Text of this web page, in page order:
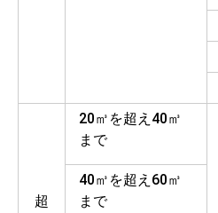
超
20㎥を超え40㎥
まで
40㎥を超え60㎥
まで